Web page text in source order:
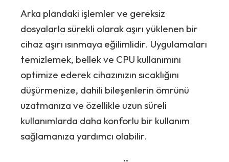
Arka plandaki işlemler ve gereksiz
dosyalarla sürekli olarak aşırı yüklenen bir
cihaz aşırı ısınmaya eğilimlidir. Uygulamaları
temizlemek, bellek ve CPU kullanımını
optimize ederek cihazınızın sıcaklığını
düşürmenize, dahili bileşenlerin ömrünü
uzatmanıza ve özellikle uzun süreli
kullanımlarda daha konforlu bir kullanım
sağlamanıza yardımcı olabilir.